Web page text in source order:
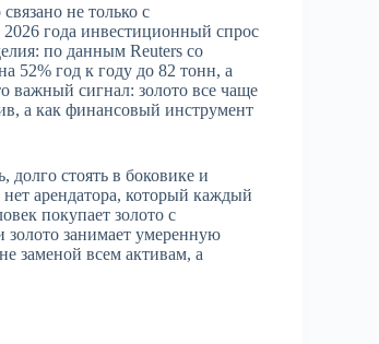
не только с
года инвестиционный спрос
по данным Reuters со
52% год к году до 82 тонн, а
важный сигнал: золото все чаще
а как финансовый инструмент
стоять в боковике и
арендатора, который каждый
покупает золото с
золото занимает умеренную
заменой всем активам, а